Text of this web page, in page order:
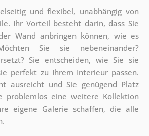
und flexibel, unabhängig von
Ihr Vorteil besteht darin, dass Sie
Wand anbringen können, wie es
Sie sie nebeneinander?
Sie entscheiden, wie Sie sie
perfekt zu Ihrem Interieur passen.
ausreicht und Sie genügend Platz
problemlos eine weitere Kollektion
eigene Galerie schaffen, die alle